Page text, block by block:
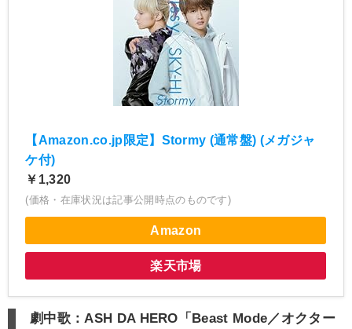
【Amazon.co.jp限定】Stormy (通常盤) (メガジャ
ケ付)
￥1,320
(価格・在庫状況は記事公開時点のものです)
Amazon
楽天市場
劇中歌：ASH DA HERO「Beast Mode／オクター